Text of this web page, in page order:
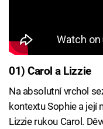
01) Carol a Lizzie
Na absolutní vrchol
kontextu Sophie a její
Lizzie rukou Carol.